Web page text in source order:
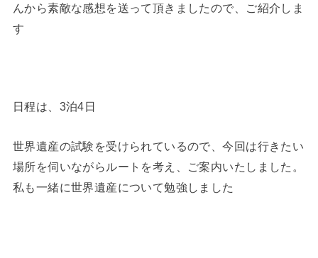
んから素敵な感想を送って頂きましたので、ご紹介しま
す
日程は、3泊4日
世界遺産の試験を受けられているので、今回は行きたい
場所を伺いながらルートを考え、ご案内いたしました。
私も一緒に世界遺産について勉強しました